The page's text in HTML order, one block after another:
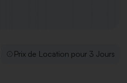
Prix de Location pour 3 Jours